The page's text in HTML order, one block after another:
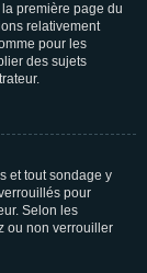
première page du
relativement
pour les
des sujets
et tout sondage y
pour
Selon les
ou non verrouiller